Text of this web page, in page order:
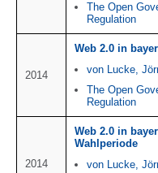
The Open
Regulation
2014
Web 2.0 in
von Lucke,
The Open
Regulation
2014
Web 2.0 in
Wahlperiode
von Lucke,